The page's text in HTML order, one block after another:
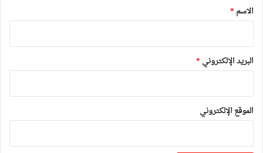
*
الاسم *
البريد الإلكتروني *
الموقع الإلكتروني